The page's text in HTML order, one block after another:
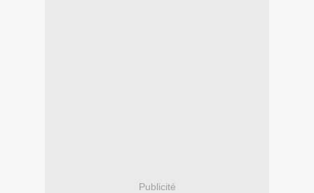
Publicité